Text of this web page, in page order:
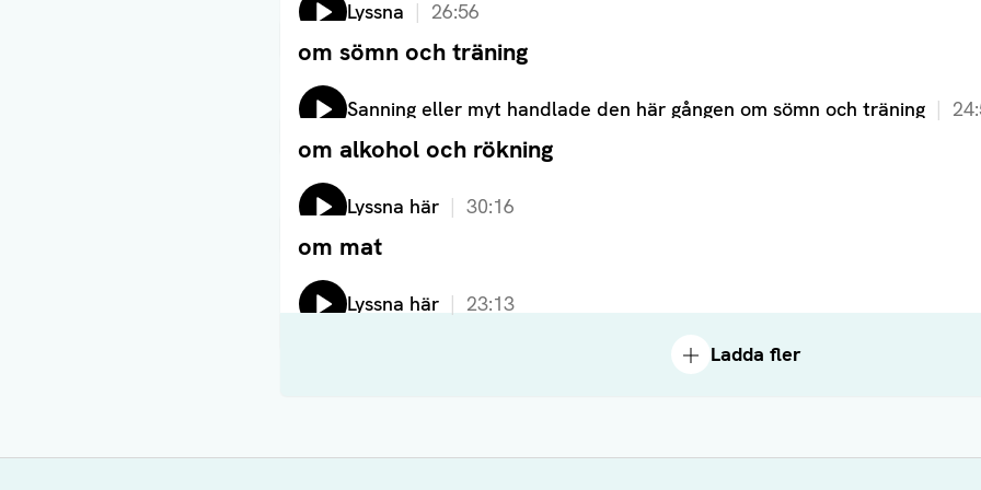
Lyssna 26:56
om sömn och träning
Läs artikel
Lyssna på:
Sanning eller myt handlade den här gången om sömn och träning
om alkohol och rökning
Läs artikel
Lyssna på:
Lyssna här 30:16
om mat
Läs artikel
Lyssna på:
Lyssna här
23:13
Ladda fler